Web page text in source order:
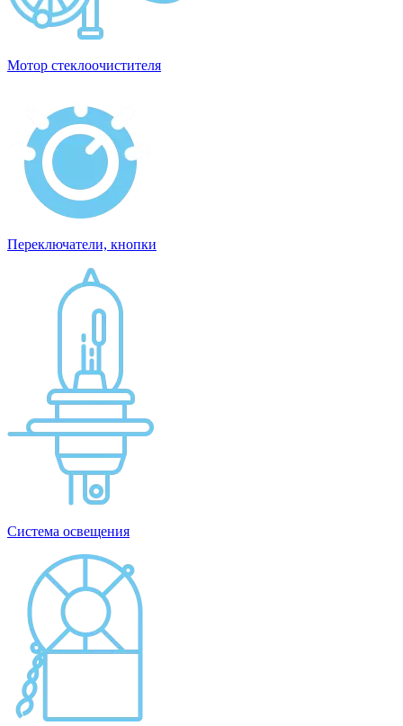
Мотор стеклоочистителя
Переключатели, кнопки
Система освещения